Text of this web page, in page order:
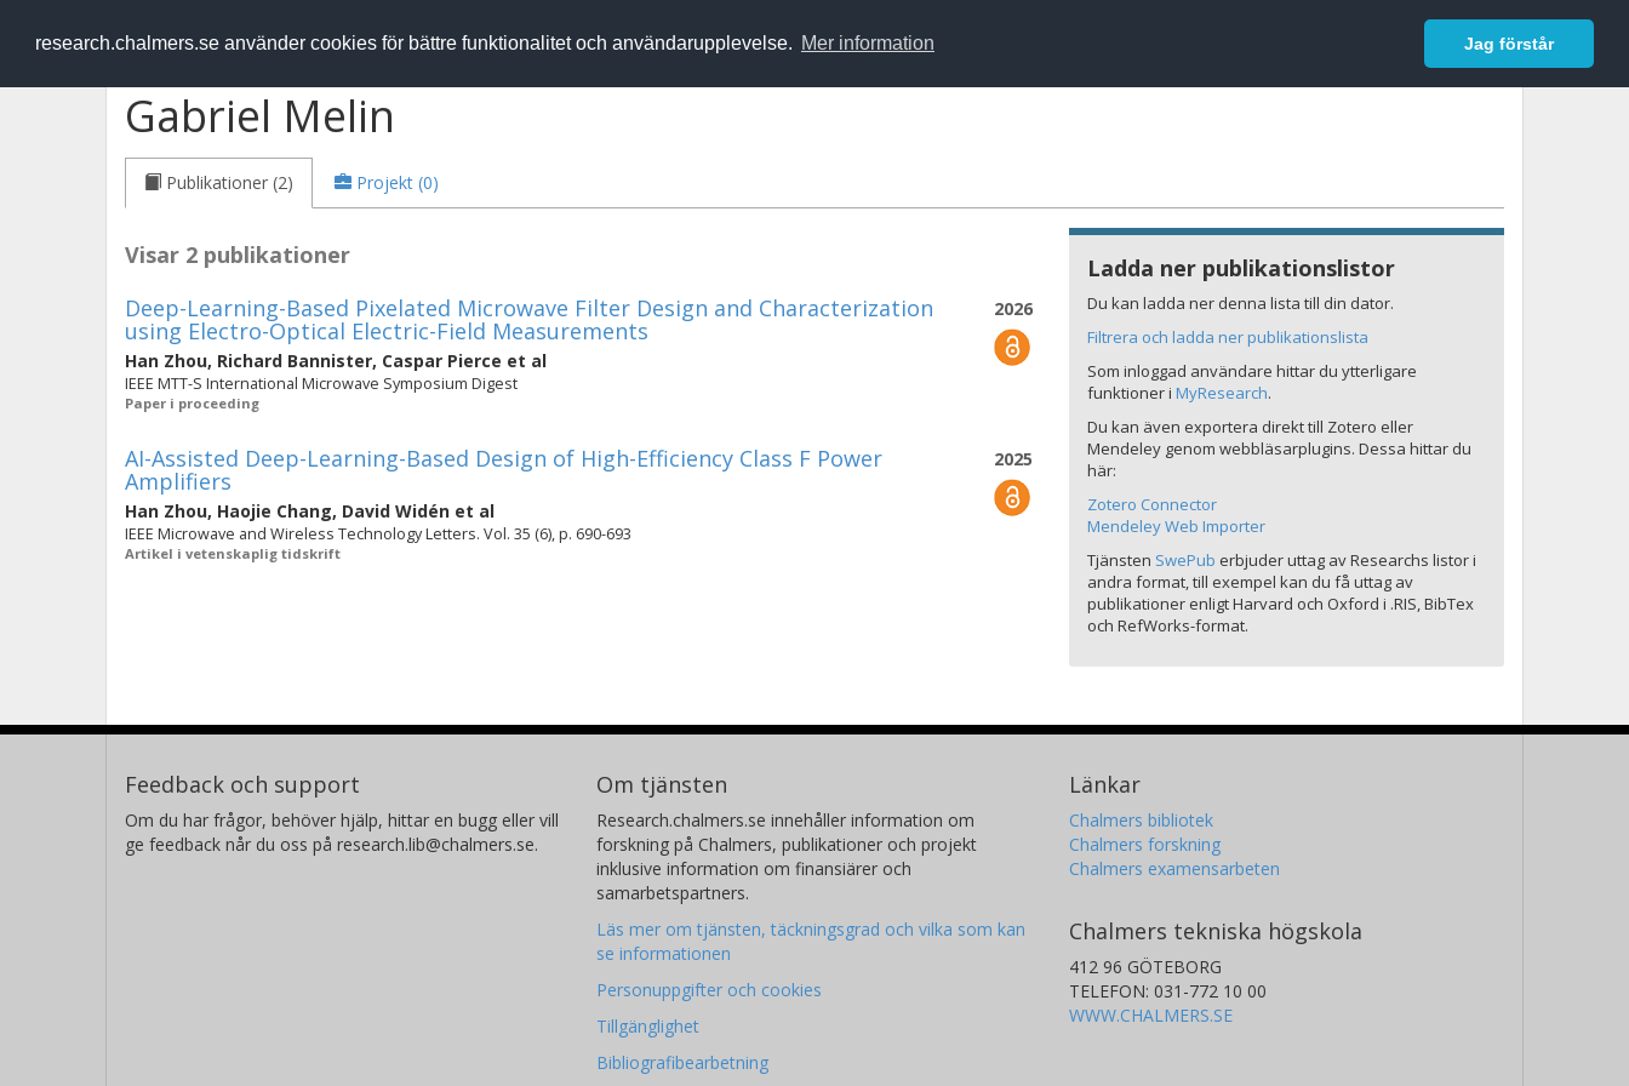
research.chalmers.se använder cookies för bättre funktionalitet och användarupplevelse. Mer information Jag förstår
RESEARCH.chalmers.se Logga in
Gabriel Melin
Publikationer (2) Projekt (0)
Visar 2 publikationer
2026
Deep-Learning-Based Pixelated Microwave Filter Design and Characterization
using Electro-Optical Electric-Field Measurements
Han Zhou, Richard Bannister, Caspar Pierce et al
IEEE MTT-S International Microwave Symposium Digest
Paper i proceeding
2025
AI-Assisted Deep-Learning-Based Design of High-Efficiency Class F Power
Amplifiers
Han Zhou, Haojie Chang, David Widén et al
IEEE Microwave and Wireless Technology Letters. Vol. 35 (6), p. 690-693
Artikel i vetenskaplig tidskrift
Ladda ner publikationslistor
Du kan ladda ner denna lista till din dator.
Filtrera och ladda ner publikationslista
Som inloggad användare hittar du ytterligare
funktioner i MyResearch.
Du kan även exportera direkt till Zotero eller
Mendeley genom webbläsarplugins. Dessa hittar du
här:
Zotero Connector
Mendeley Web Importer
Tjänsten SwePub erbjuder uttag av Researchs listor i
andra format, till exempel kan du få uttag av
publikationer enligt Harvard och Oxford i .RIS, BibTex
och RefWorks-format.
Feedback och support
Om du har frågor, behöver hjälp, hittar en bugg eller vill
ge feedback når du oss på research.lib@chalmers.se.
Om tjänsten
Research.chalmers.se innehåller information om
forskning på Chalmers, publikationer och projekt
inklusive information om finansiärer och
samarbetspartners.
Läs mer om tjänsten, täckningsgrad och vilka som kan
se informationen
Personuppgifter och cookies
Tillgänglighet
Bibliografibearbetning
Länkar
Chalmers bibliotek
Chalmers forskning
Chalmers examensarbeten
Chalmers tekniska högskola
412 96 GÖTEBORG
TELEFON: 031-772 10 00
WWW.CHALMERS.SE